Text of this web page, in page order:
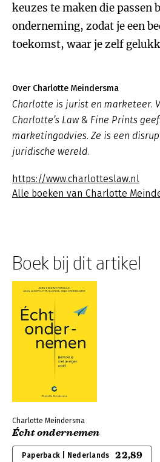
keuzes te maken die passen
onderneming, zodat je een
toekomst, waar je zelf
Over Charlotte Meindersma
Charlotte is jurist en marketeer.
Charlotte’s Law & Fine Prints
marketingadvies. Ze is een
juridische wereld.
https://www.charlotteslaw.nl
Alle boeken van Charlotte
Boek bij dit artikel
Charlotte Meindersma
Écht ondernemen
Paperback | Nederlands 22,89